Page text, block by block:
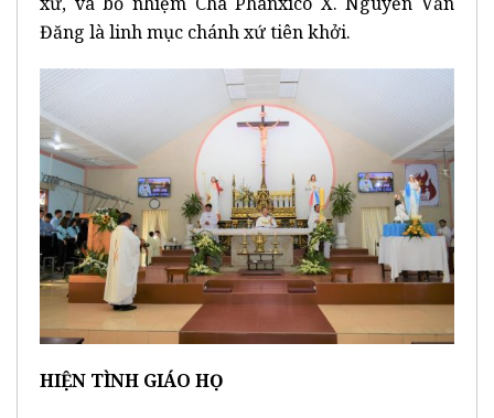
Đăng là linh mục chánh xứ tiên khởi.
HIỆN TÌNH GIÁO HỌ